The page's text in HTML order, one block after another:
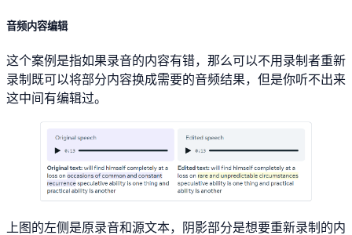
音频内容编辑
这个案例是指如果录音的内容有错，那么可以不用录制者重新
录制既可以将部分内容换成需要的音频结果，但是你听不出来
这中间有编辑过。
上图的左侧是原录音和源文本，阴影部分是想要重新录制的内